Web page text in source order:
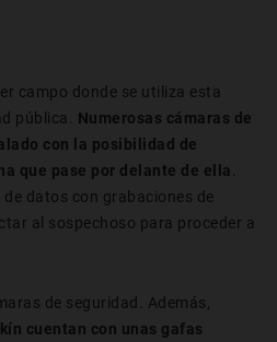
campo donde se utiliza esta
pública. Numerosas cámaras de
con la posibilidad de
que pase por delante de ella
datos con grabaciones de
al sospechoso para proceder a
de seguridad. Además,
cuentan con unas gafas